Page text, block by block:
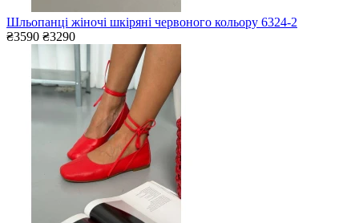
Шльопанці жіночі шкіряні червоного кольору 6324-2
₴3590 ₴3290